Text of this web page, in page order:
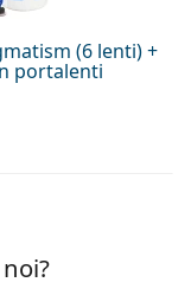
(6 lenti) +
portalenti